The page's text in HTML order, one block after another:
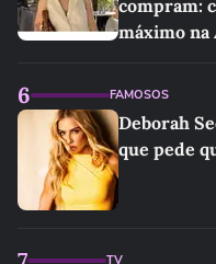
compram:
máximo na
6 FAMOSOS
Deborah
que pede
TV